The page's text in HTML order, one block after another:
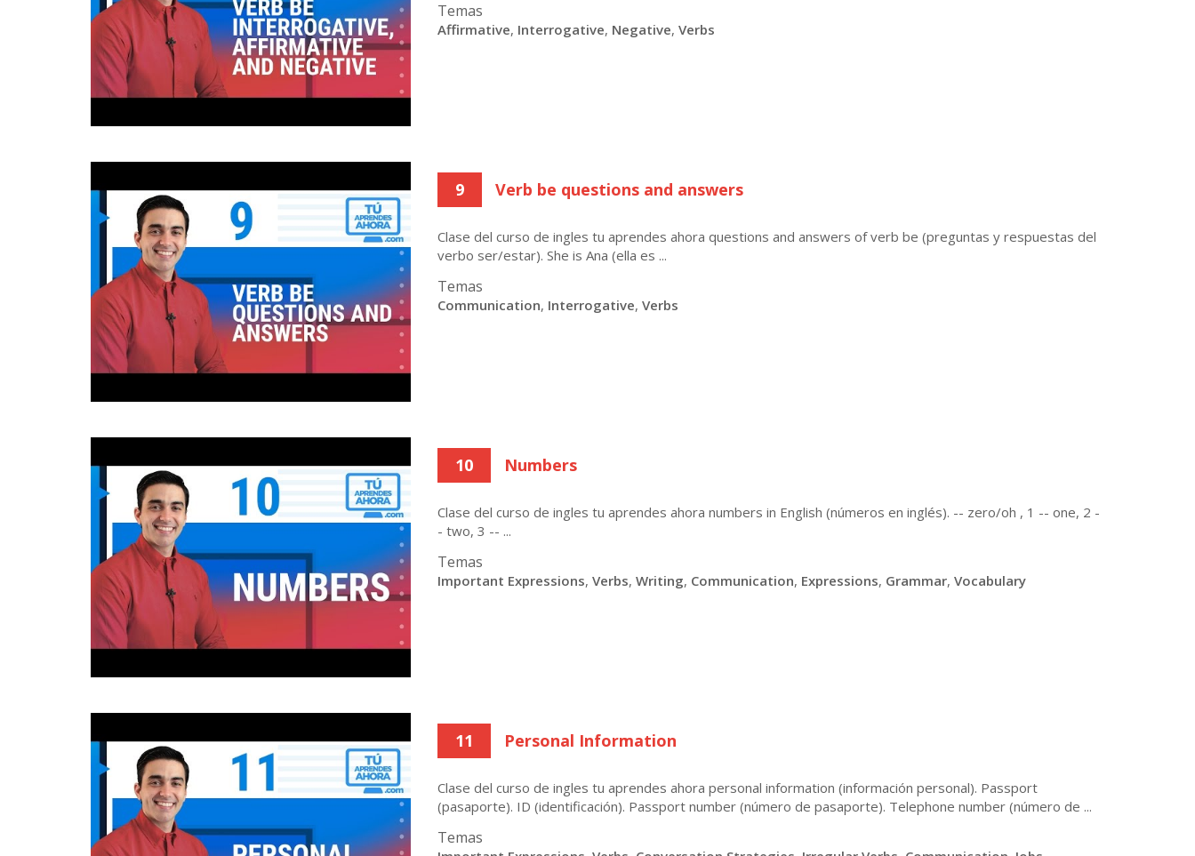
Temas
Affirmative, Interrogative, Negative, Verbs
9 Verb be questions and answers
Clase del curso de ingles tu aprendes ahora questions and answers of verb be (preguntas y respuestas del
verbo ser/estar). She is Ana (ella es ...
Temas
Communication, Interrogative, Verbs
10 Numbers
Clase del curso de ingles tu aprendes ahora numbers in English (números en inglés). -- zero/oh , 1 -- one, 2 -
- two, 3 -- ...
Temas
Important Expressions, Verbs, Writing, Communication, Expressions, Grammar, Vocabulary
11 Personal Information
Clase del curso de ingles tu aprendes ahora personal information (información personal). Passport
(pasaporte). ID (identificación). Passport number (número de pasaporte). Telephone number (número de ...
Temas